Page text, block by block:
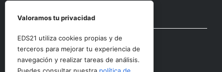
Otras secciones
Contacto
Valoramos tu privacidad
EDS21 utiliza cookies propias y de
terceros para mejorar tu experiencia de
navegación y realizar tareas de análisis.